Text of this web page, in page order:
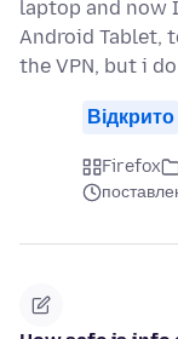
laptop and now
Android Tablet,
the VPN, but i
Відкрито
Firefox